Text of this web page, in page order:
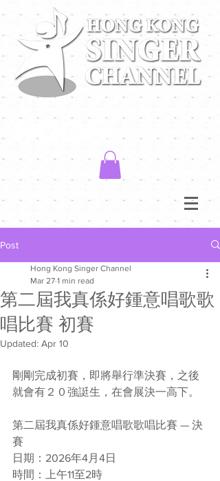
Post
第二屆我真係好鍾意唱歌歌
唱比賽 初賽
Hong Kong Singer Channel
Mar 27 1 min read
Updated: Apr 10
剛剛完成初賽，即將舉行準決賽，之後
就會有２０強誔生，在會展決一高下。
第二屆我真係好鍾意唱歌歌唱比賽 — 決
賽
日期：2026年4月4日
時間：上午11至2時